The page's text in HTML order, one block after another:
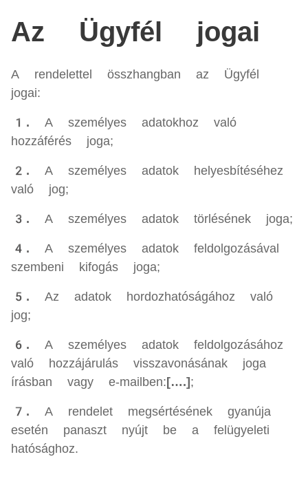
Az Ügyfél jogai
A rendelettel összhangban az Ügyfél
jogai:
1. A személyes adatokhoz való
hozzáférés joga;
2. A személyes adatok helyesbítéséhez
való jog;
3. A személyes adatok törlésének joga;
4. A személyes adatok feldolgozásával
szembeni kifogás joga;
5. Az adatok hordozhatóságához való
jog;
6. A személyes adatok feldolgozásához
való hozzájárulás visszavonásának joga
írásban vagy e-mailben:[….];
7. A rendelet megsértésének gyanúja
esetén panaszt nyújt be a felügyeleti
hatósághoz.